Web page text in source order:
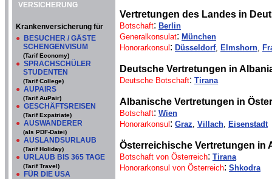
VERSICHERUNG
Krankenversicherung für
● BESUCHER / GÄSTE
SCHENGENVISUM
(Tarif Economy)
● SPRACHSCHÜLER
STUDENTEN
(Tarif College)
● AUPAIRS
(Tarif AuPair)
● GESCHÄFTSREISEN
(Tarif Expatriate)
● AUSWANDERER
(als PDF-Datei)
● AUSLANDSURLAUB
(Tarif Holiday)
● URLAUB BIS 365 TAGE
(Tarif Travel)
● FÜR DIE USA
Vertretungen des Landes in
Botschaft: Berlin
Generalkonsulat: München
Honorarkonsul : Düsseldorf, Elmshorn,
Deutsche Vertretungen in
Deutsche Botschaft: Tirana
Albanische Vertretungen in
Botschaft: Wien
Honorarkonsul : Graz, Villach, Eisenstadt
Österreichische Vertretungen in
Botschaft von Österreich: Tirana
Honorarkonsul von Österreich: Shkodra